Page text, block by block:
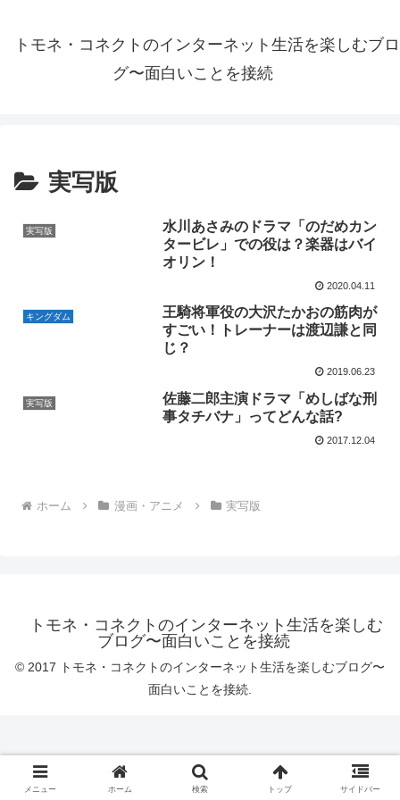
トモネ・コネクトのインターネット生活を楽しむブロ
グ〜面白いことを接続
実写版
実写版
水川あさみのドラマ「のだめカン
タービレ」での役は？楽器はバイ
オリン！
2020.04.11
キングダム
王騎将軍役の大沢たかおの筋肉が
すごい！トレーナーは渡辺謙と同
じ？
2019.06.23
実写版
佐藤二郎主演ドラマ「めしばな刑
事タチバナ」ってどんな話?
2017.12.04
ホーム 漫画・アニメ 実写版
トモネ・コネクトのインターネット生活を楽しむ
ブログ〜面白いことを接続
© 2017 トモネ・コネクトのインターネット生活を楽しむブログ〜
面白いことを接続.
メニュー ホーム 検索 トップ サイドバー